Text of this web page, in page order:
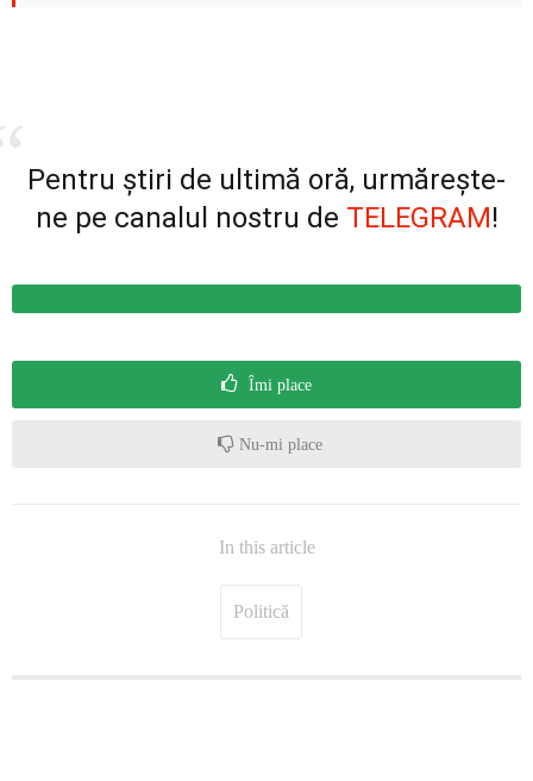
Pentru știri de ultimă oră, urmărește-
ne pe canalul nostru de TELEGRAM!
Îmi place
Nu-mi place
In this article
Politică